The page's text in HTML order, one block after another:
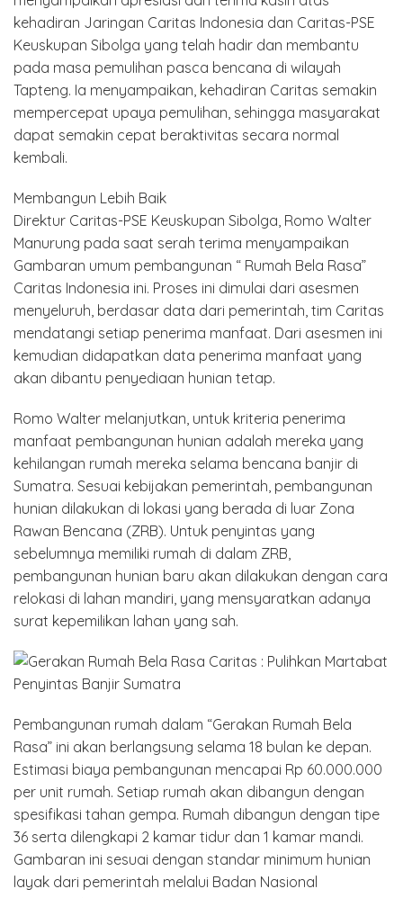
kehadiran Jaringan Caritas Indonesia dan Caritas-PSE
Keuskupan Sibolga yang telah hadir dan membantu
pada masa pemulihan pasca bencana di wilayah
Tapteng. Ia menyampaikan, kehadiran Caritas semakin
mempercepat upaya pemulihan, sehingga masyarakat
dapat semakin cepat beraktivitas secara normal
kembali.
Membangun Lebih Baik
Direktur Caritas-PSE Keuskupan Sibolga, Romo Walter
Manurung pada saat serah terima menyampaikan
Gambaran umum pembangunan “ Rumah Bela Rasa”
Caritas Indonesia ini. Proses ini dimulai dari asesmen
menyeluruh, berdasar data dari pemerintah, tim Caritas
mendatangi setiap penerima manfaat. Dari asesmen ini
kemudian didapatkan data penerima manfaat yang
akan dibantu penyediaan hunian tetap.
Romo Walter melanjutkan, untuk kriteria penerima
manfaat pembangunan hunian adalah mereka yang
kehilangan rumah mereka selama bencana banjir di
Sumatra. Sesuai kebijakan pemerintah, pembangunan
hunian dilakukan di lokasi yang berada di luar Zona
Rawan Bencana (ZRB). Untuk penyintas yang
sebelumnya memiliki rumah di dalam ZRB,
pembangunan hunian baru akan dilakukan dengan cara
relokasi di lahan mandiri, yang mensyaratkan adanya
surat kepemilikan lahan yang sah.
Pembangunan rumah dalam “Gerakan Rumah Bela
Rasa” ini akan berlangsung selama 18 bulan ke depan.
Estimasi biaya pembangunan mencapai Rp 60.000.000
per unit rumah. Setiap rumah akan dibangun dengan
spesifikasi tahan gempa. Rumah dibangun dengan tipe
36 serta dilengkapi 2 kamar tidur dan 1 kamar mandi.
Gambaran ini sesuai dengan standar minimum hunian
layak dari pemerintah melalui Badan Nasional